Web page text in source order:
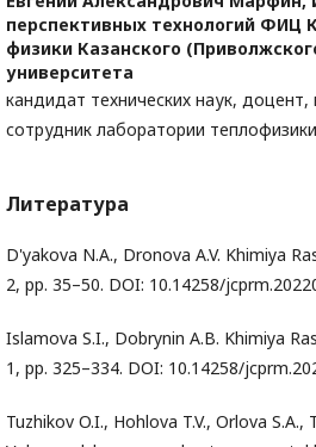
перспективных технологий ФИЦ
физики Казанского
университета
кандидат технических наук,
сотрудник лаборатории
Литература
D'yakova N.A., Dronova A.V. Khimiya
2, pp. 35–50. DOI: 10.14258/
Islamova S.I., Dobrynin A.B. Khimiya
1, pp. 325–334. DOI: 10.14258/
Tuzhikov O.I., Hohlova T.V., Orlova S.A.,